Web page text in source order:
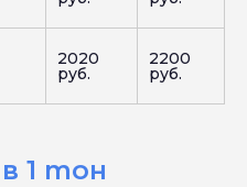
2020
руб.
2200
руб.
1 тон